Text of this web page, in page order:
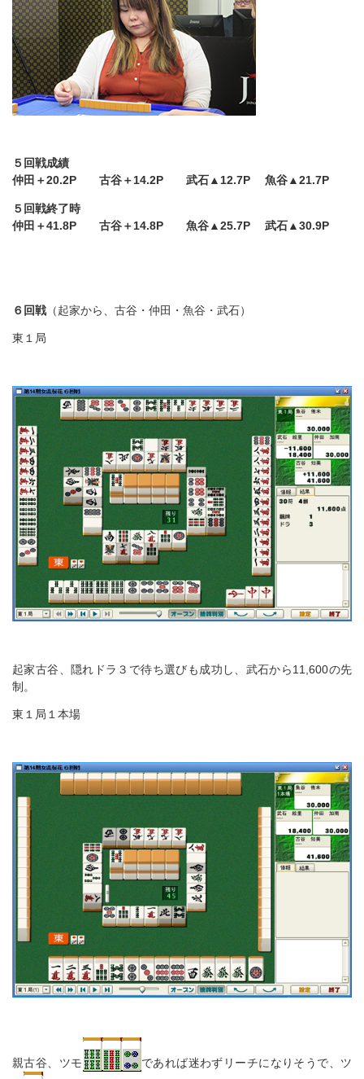
５回戦成績
仲田＋20.2P 古谷＋14.2P 武石▲12.7P 魚谷▲21.7P
５回戦終了時
仲田＋41.8P 古谷＋14.8P 魚谷▲25.7P 武石▲30.9P
６回戦 （起家から、古谷・仲田・魚谷・武石）
東１局
起家古谷、隠れドラ３で待ち選びも成功し、武石から11,600の先
制。
東１局１本場
親古谷、ツモ であれば迷わずリーチになりそうで、ツ